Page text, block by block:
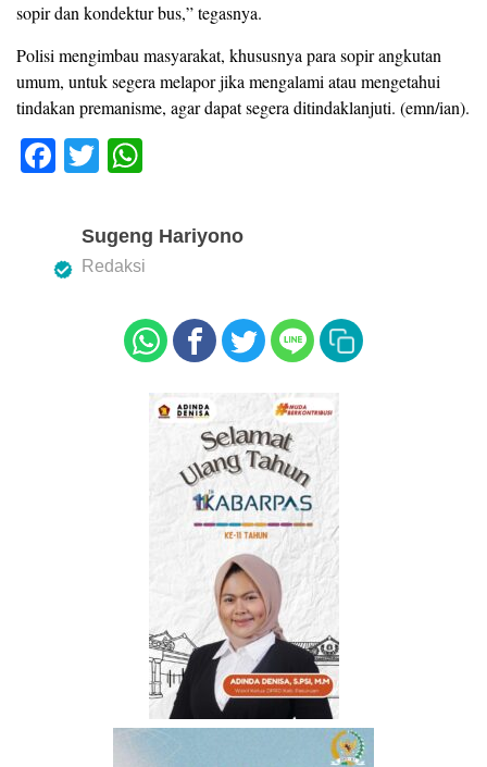
sopir dan kondektur bus,” tegasnya.
Polisi mengimbau masyarakat, khususnya para sopir angkutan
umum, untuk segera melapor jika mengalami atau mengetahui
tindakan premanisme, agar dapat segera ditindaklanjuti. (emn/ian).
F
e
T
tt
er
at
s
p
p
Sugeng Hariyono
Redaksi